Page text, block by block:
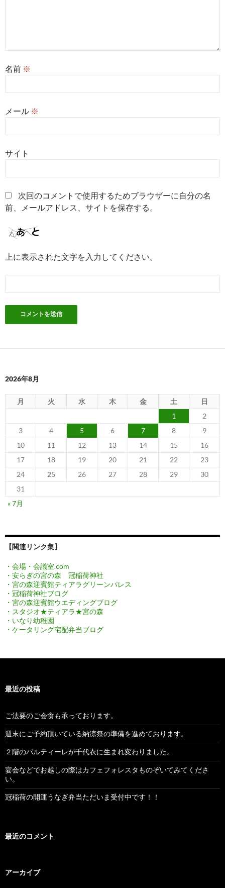
名前 ※
メール ※
サイト
次回のコメントで使用するためブラウザーに自分の名
前、メールアドレス、サイトを保存する。
上に表示された文字を入力してください。
2026年8月
月 火 水 木 金 土
日
1
2
3
4 5 6 7 8
9
10
11 12 13 14 15
16
17
18 19 20 21 22
23
24
25 26 27 28 29
30
31
« 7月
【関連リンク集】
・会場・会議室.com
・安らぎの宮の森 冠稲荷神社
・宮の森迎賓館ティアラグリーンパレス
・冠稲荷神社ブログ
・宮の森迎賓館ウエディングブログ
・スタジオ★ティアラ★宮の森
・いなり幼稚園
・ケータリング宅配弁当ブログ
最近の投稿
ご法要のご会食も承っております。
週末にご予約頂いている納涼祭の準備を進めております。
２階のパルティーレが千代衣に生まれ変わりました。
宴会などでお越しの際はカフェフォレスタものぞいてみてくださ
い。
冠稲荷の開運うなぎ弁当ただいま受付中です！！
最近のコメント
アーカイブ